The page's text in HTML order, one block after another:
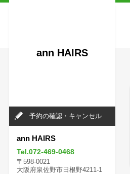
ann HAIRS
予約の確認・キャンセル
ann HAIRS
Tel.072-469-0468
〒598-0021
大阪府泉佐野市日根野4211-1